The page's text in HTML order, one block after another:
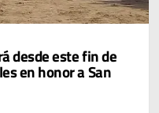
desde este fin de
en honor a San